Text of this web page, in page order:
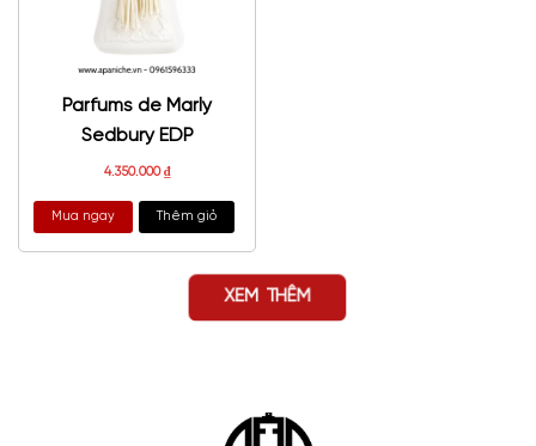
Parfums de Marly
Sedbury EDP
4.350.000₫
Mua ngay Thêm giỏ
XEM THÊM